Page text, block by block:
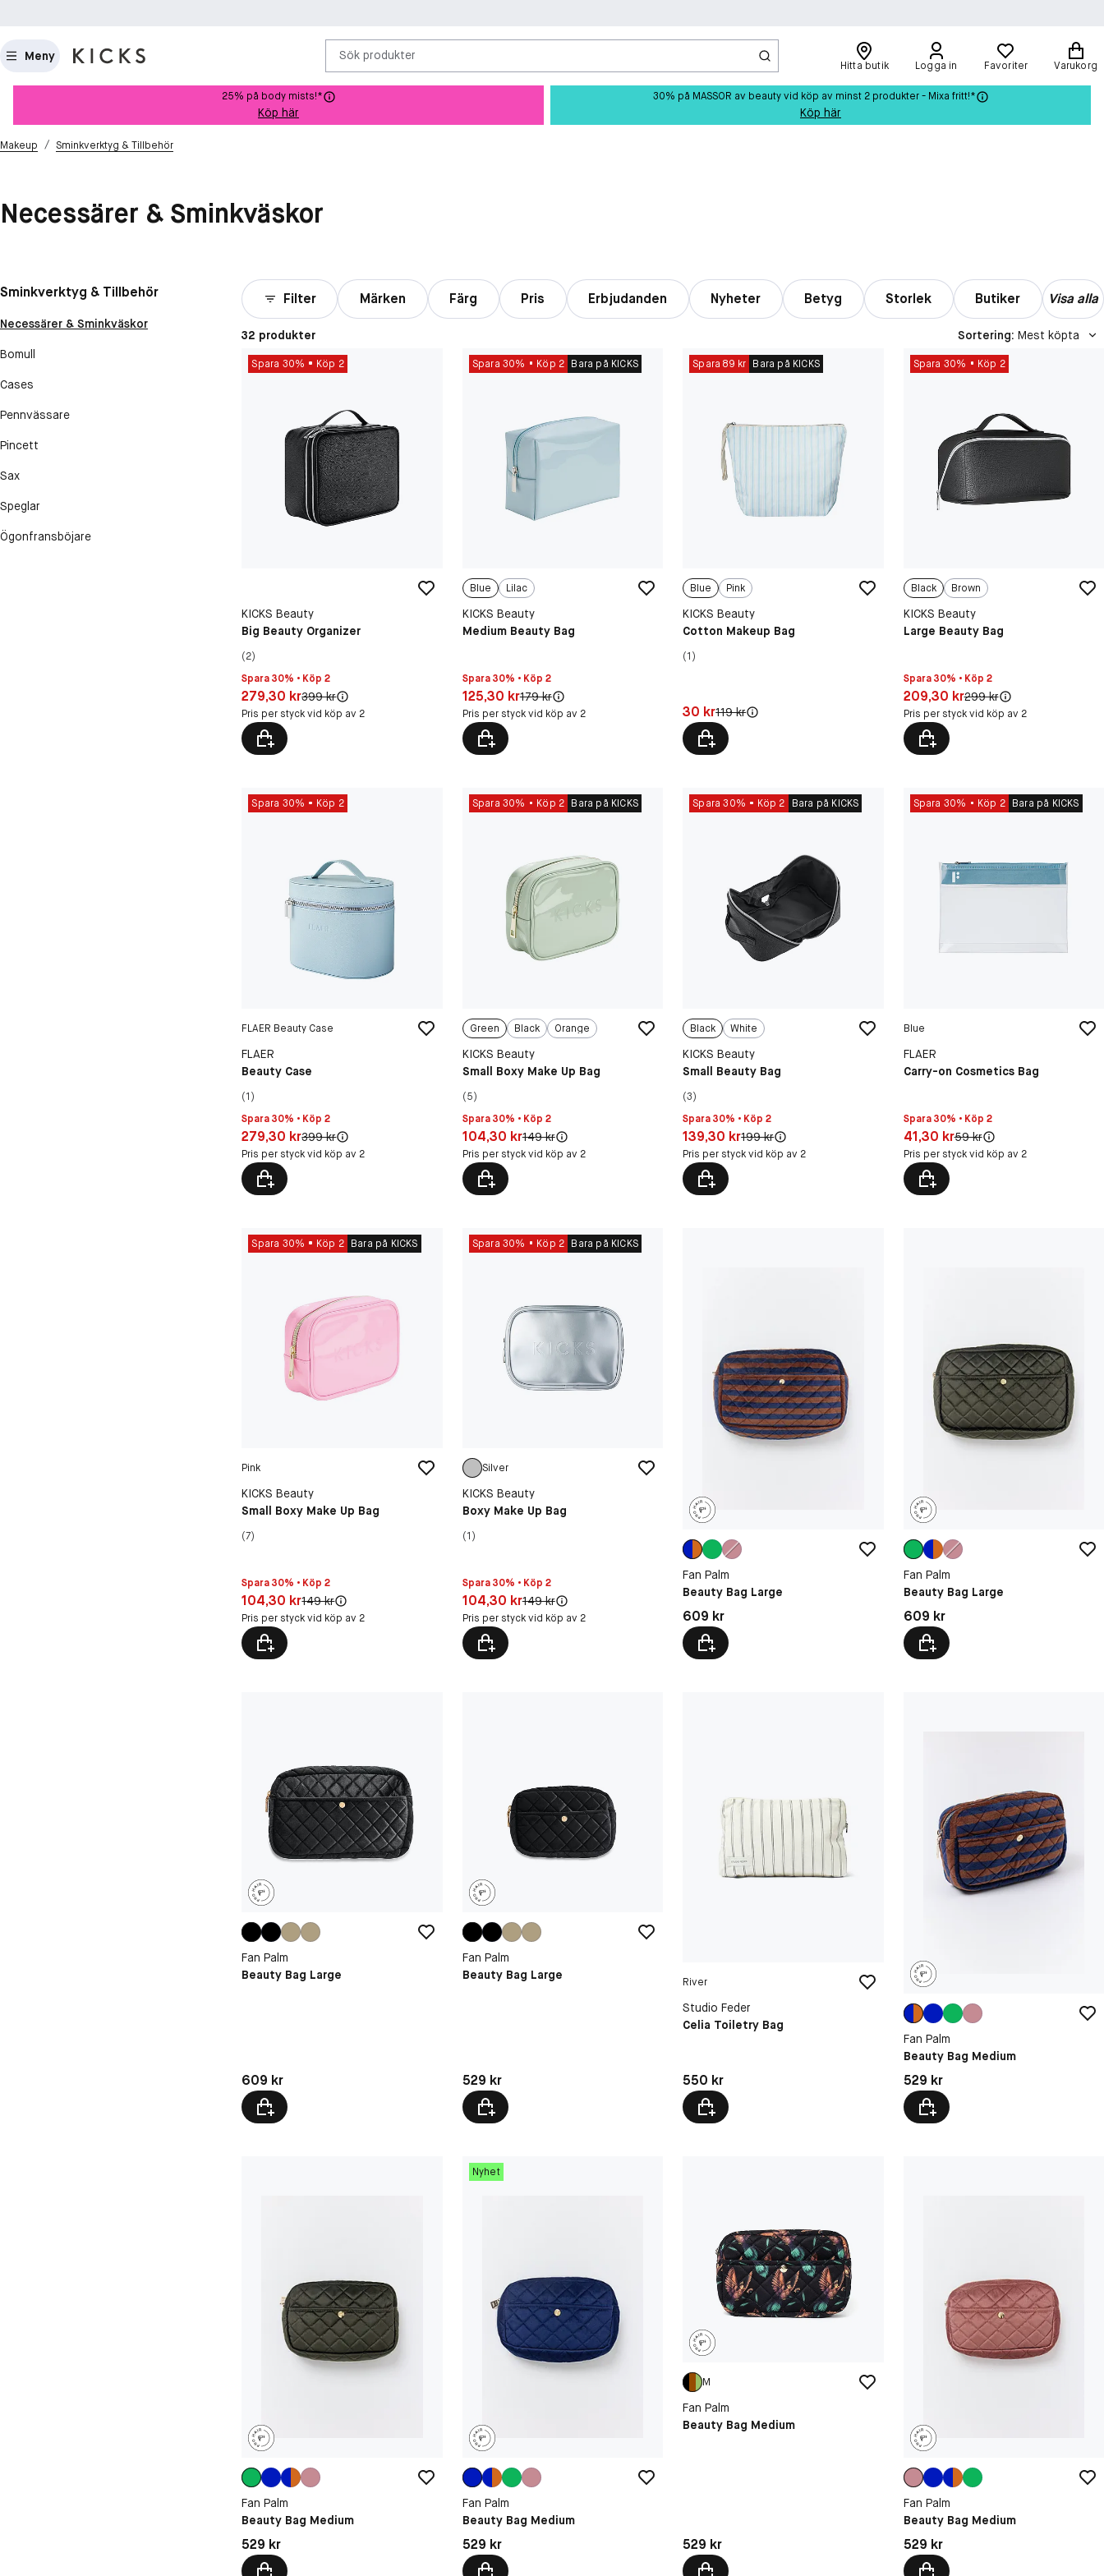
Meny Sök produkter
Hitta butik Logga in Favoriter Varukorg
25% på body mists!*
Köp här
30% på MASSOR av beauty vid köp av minst 2 produkter - Mixa fritt!*
Köp här
Makeup / Sminkverktyg & Tillbehör
Necessärer & Sminkväskor
Sminkverktyg & Tillbehör
Necessärer & Sminkväskor
Bomull
Cases
Pennvässare
Pincett
Sax
Speglar
Ögonfransböjare
Filter Märken Färg Pris Erbjudanden Nyheter Betyg Storlek Butiker Visa alla
32 produkter Sortering: Mest köpta
Spara 30% Köp 2
KICKS Beauty
Big Beauty Organizer
(2)
Spara 30% • Köp 2
Pris: 279,30 kr
279,30 krOriginal pris:
399 kr
Pris per styck vid köp av 2
Spara 30% Köp 2 Bara på KICKS
Blue Lilac
KICKS Beauty
Medium Beauty Bag
Spara 30% • Köp 2
Pris: 125,30 kr
125,30 krOriginal pris:
179 kr
Pris per styck vid köp av 2
Spara 89 kr Bara på KICKS
Blue Pink
KICKS Beauty
Cotton Makeup Bag
(1)
Pris: 30 kr
30 krOriginal pris:
119 kr
Spara 30% Köp 2
Black Brown
KICKS Beauty
Large Beauty Bag
Spara 30% • Köp 2
Pris: 209,30 kr
209,30 krOriginal pris:
299 kr
Pris per styck vid köp av 2
Spara 30% Köp 2
FLAER Beauty Case
FLAER
Beauty Case
(1)
Spara 30% • Köp 2
Pris: 279,30 kr
279,30 krOriginal pris:
399 kr
Pris per styck vid köp av 2
Spara 30% Köp 2 Bara på KICKS
Green Black Orange
KICKS Beauty
Small Boxy Make Up Bag
(5)
Spara 30% • Köp 2
Pris: 104,30 kr
104,30 krOriginal pris:
149 kr
Pris per styck vid köp av 2
Spara 30% Köp 2 Bara på KICKS
Black White
KICKS Beauty
Small Beauty Bag
(3)
Spara 30% • Köp 2
Pris: 139,30 kr
139,30 krOriginal pris:
199 kr
Pris per styck vid köp av 2
Spara 30% Köp 2 Bara på KICKS
Blue
FLAER
Carry-on Cosmetics Bag
Spara 30% • Köp 2
Pris: 41,30 kr
41,30 krOriginal pris:
59 kr
Pris per styck vid köp av 2
Spara 30% Köp 2 Bara på KICKS
Pink
KICKS Beauty
Small Boxy Make Up Bag
(7)
Spara 30% • Köp 2
Pris: 104,30 kr
104,30 krOriginal pris:
149 kr
Pris per styck vid köp av 2
Spara 30% Köp 2 Bara på KICKS
Silver
KICKS Beauty
Boxy Make Up Bag
(1)
Spara 30% • Köp 2
Pris: 104,30 kr
104,30 krOriginal pris:
149 kr
Pris per styck vid köp av 2
Fan Palm
Beauty Bag Large
Pris: 609 kr
609 kr
Fan Palm
Beauty Bag Large
Pris: 609 kr
609 kr
Fan Palm
Beauty Bag Large
Pris: 609 kr
609 kr
Fan Palm
Beauty Bag Large
Pris: 529 kr
529 kr
River
Studio Feder
Celia Toiletry Bag
Pris: 550 kr
550 kr
Fan Palm
Beauty Bag Medium
Pris: 529 kr
529 kr
Fan Palm
Beauty Bag Medium
Pris: 529 kr
529 kr
Nyhet
Fan Palm
Beauty Bag Medium
Pris: 529 kr
529 kr
M
Fan Palm
Beauty Bag Medium
Pris: 529 kr
529 kr
Fan Palm
Beauty Bag Medium
Pris: 529 kr
529 kr